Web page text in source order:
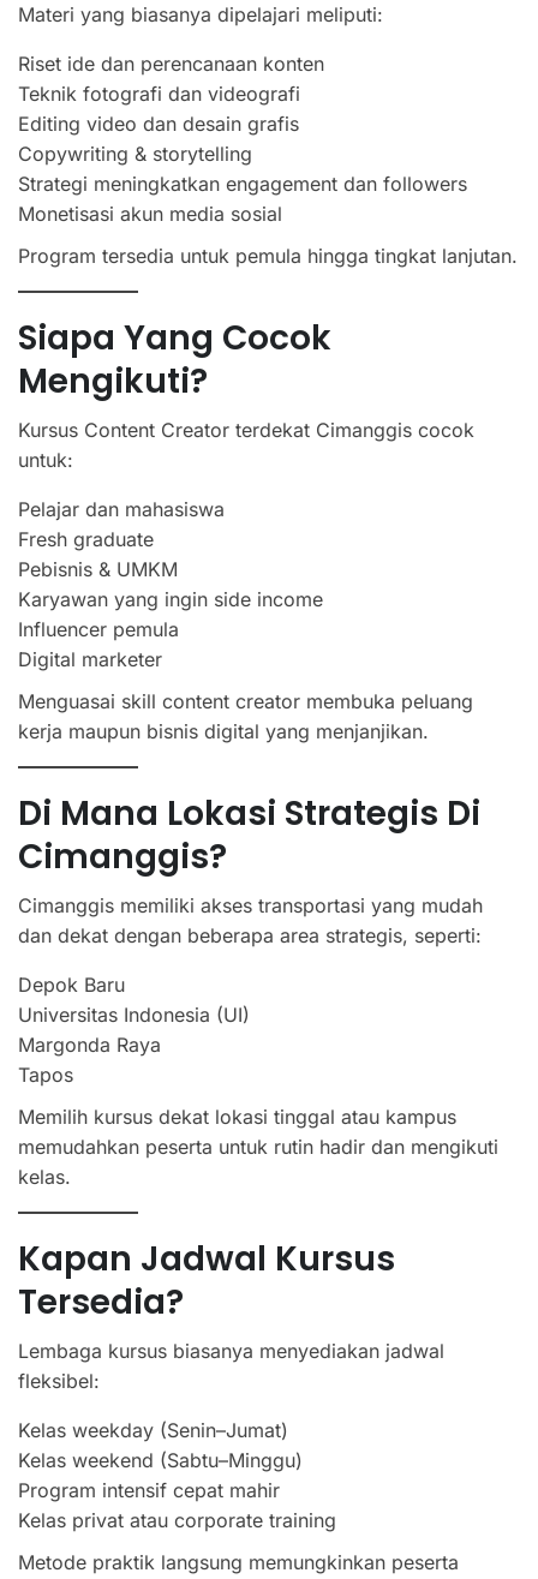
Materi yang biasanya dipelajari meliputi:
Riset ide dan perencanaan konten
Teknik fotografi dan videografi
Editing video dan desain grafis
Copywriting & storytelling
Strategi meningkatkan engagement dan followers
Monetisasi akun media sosial
Program tersedia untuk pemula hingga tingkat lanjutan.
Siapa Yang Cocok
Mengikuti?
Kursus Content Creator terdekat Cimanggis cocok
untuk:
Pelajar dan mahasiswa
Fresh graduate
Pebisnis & UMKM
Karyawan yang ingin side income
Influencer pemula
Digital marketer
Menguasai skill content creator membuka peluang
kerja maupun bisnis digital yang menjanjikan.
Di Mana Lokasi Strategis Di
Cimanggis?
Cimanggis memiliki akses transportasi yang mudah
dan dekat dengan beberapa area strategis, seperti:
Depok Baru
Universitas Indonesia (UI)
Margonda Raya
Tapos
Memilih kursus dekat lokasi tinggal atau kampus
memudahkan peserta untuk rutin hadir dan mengikuti
kelas.
Kapan Jadwal Kursus
Tersedia?
Lembaga kursus biasanya menyediakan jadwal
fleksibel:
Kelas weekday (Senin–Jumat)
Kelas weekend (Sabtu–Minggu)
Program intensif cepat mahir
Kelas privat atau corporate training
Metode praktik langsung memungkinkan peserta